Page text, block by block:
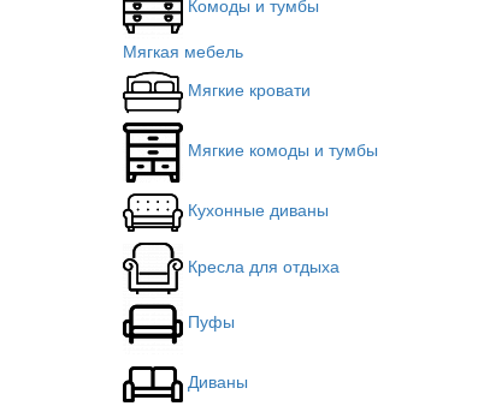
Комоды и тумбы
Мягкая мебель
Мягкие кровати
Мягкие комоды и тумбы
Кухонные диваны
Кресла для отдыха
Пуфы
Диваны